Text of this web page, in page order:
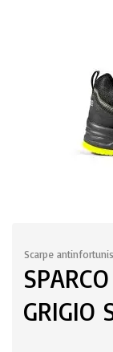
Scarpe
GRIGIO